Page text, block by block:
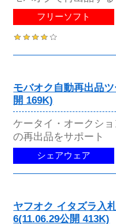
フリーソフト
モバオク自動再出品
開 169K)
ケータイ・オークシ
の再出品をサポート
シェアウェア
ヤフオク イタズラ入
6(11.06.29公開 413K)